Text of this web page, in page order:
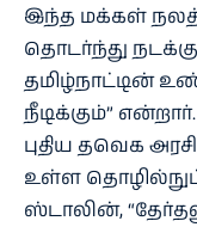
இந்த மக்கள்
தொடர்ந்து
தமிழ்நாட்டின்
நீடிக்கும்” என்றார்.
புதிய தவெக
உள்ள
ஸ்டாலின்,